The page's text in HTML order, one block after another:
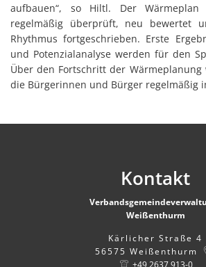
aufbauen“, so Hiltl. Der Wärmeplan
regelmäßig überprüft, neu bewertet
Rhythmus fortgeschrieben. Erste
und Potenzialanalyse werden für den
Über den Fortschritt der
die Bürgerinnen und Bürger regelmäßig
Kontakt
Weißenthurm
Kärlicher Straße 4
56575 Weißenthurm
+49 2637 913-0